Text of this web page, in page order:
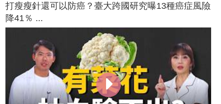
打瘦瘦針還可以防癌？臺大跨國研究曝13種癌症風險
降41％ ...